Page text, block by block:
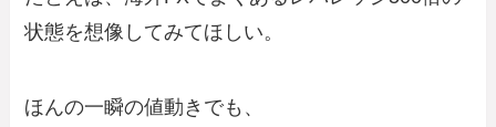
状態を想像してみてほしい。
ほんの一瞬の値動きでも、